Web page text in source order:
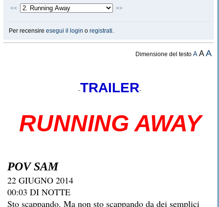
<<
>>
Per recensire esegui il login o registrati.
Dimensione del testoA AA
-TRAILER-
RUNNING AWAY
POV SAM
22 GIUGNO 2014
00:03 DI NOTTE
Sto scappando. Ma non sto scappando da dei semplici